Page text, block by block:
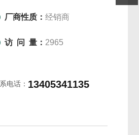
厂商性质：经销商
访 问 量： 2965
电话： 13405341135